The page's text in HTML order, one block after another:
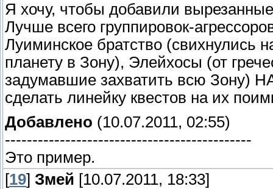
Я хочу, чтобы добавили
Лучше всего группировок-
Луиминское братство (свихнулись
планету в Зону), Элейхосы (от
задумавшие захватить всю Зону)
сделать линейку квестов на их
Добавлено (10.07.2011, 02:55)
---------------------------------------------
Это пример.
[19] Змей [10.07.2011, 18:33]